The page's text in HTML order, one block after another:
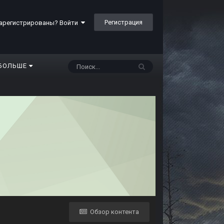
Войти Регистрация
Обзор контента